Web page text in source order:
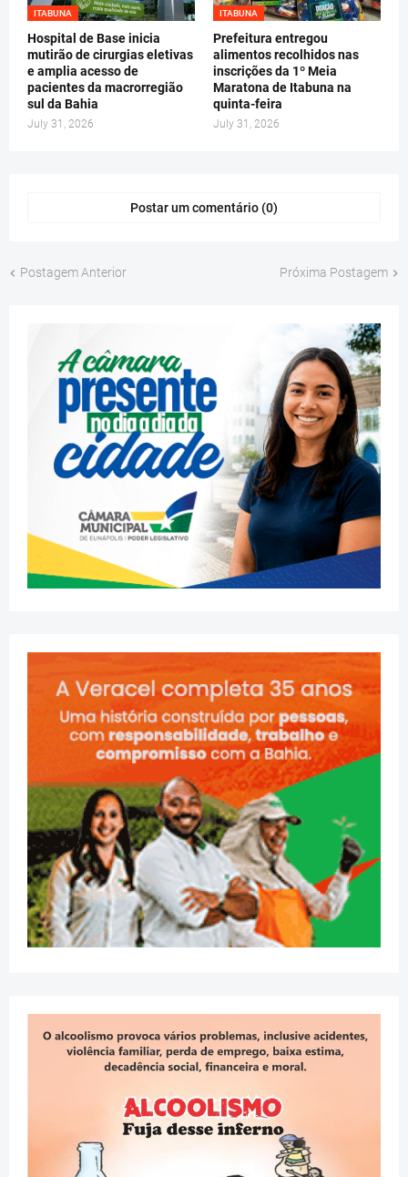
ITABUNA
Hospital de Base inicia
mutirão de cirurgias eletivas
e amplia acesso de
pacientes da macrorregião
sul da Bahia
July 31, 2026
ITABUNA
Prefeitura entregou
alimentos recolhidos nas
inscrições da 1º Meia
Maratona de Itabuna na
quinta-feira
July 31, 2026
Postar um comentário (0)
Postagem Anterior Próxima Postagem